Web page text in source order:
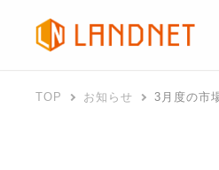
TOP お知らせ 3月度の市